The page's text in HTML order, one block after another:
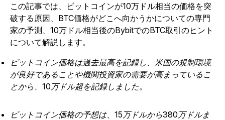
この記事では、ビットコインが10万ドル相当の価格を突
破する原因、BTC価格がどこへ向かうかについての専門
家の予測、10万ドル相当後のBybitでのBTC取引のヒント
について解説します。
ビットコイン価格は過去最高を記録し、米国の規制環境
が良好であることや機関投資家の需要が高まっているこ
とから、10万ドル超を記録しました。
ビットコイン価格の予想は、15万ドルから380万ドルま